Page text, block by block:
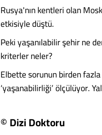
Rusya'nın kentleri olan
etkisiyle düştü.
Peki yaşanılabilir şehir ne
kriterler neler?
Elbette sorunun birden
‘yaşanabilirliği’ ölçülüyor.
© Dizi Doktoru